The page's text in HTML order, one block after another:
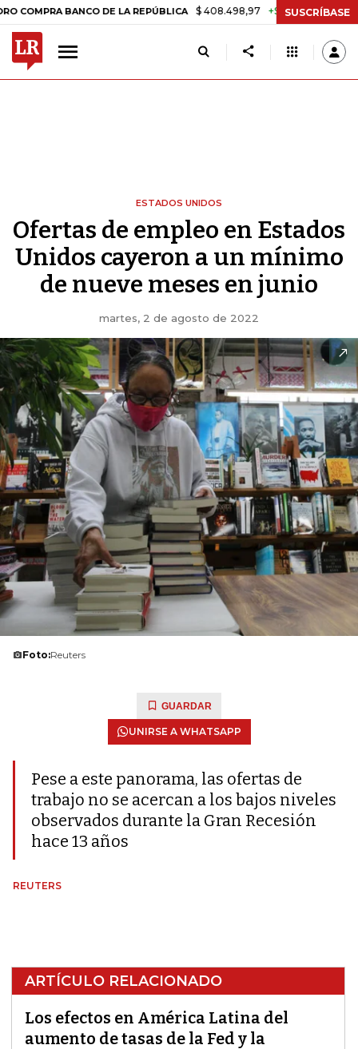
BANCO DE LA REPÚBLICA $ 408.498,97 +$ 8.753,81 +2,19%
SUSCRÍBASE
ESTADOS UNIDOS
Ofertas de empleo en Estados
Unidos cayeron a un mínimo
de nueve meses en junio
martes, 2 de agosto de 2022
Foto:Reuters
GUARDAR
UNIRSE A WHATSAPP
Pese a este panorama, las ofertas de
trabajo no se acercan a los bajos niveles
observados durante la Gran Recesión
hace 13 años
REUTERS
ARTÍCULO RELACIONADO
Los efectos en América Latina del
aumento de tasas de la Fed y la